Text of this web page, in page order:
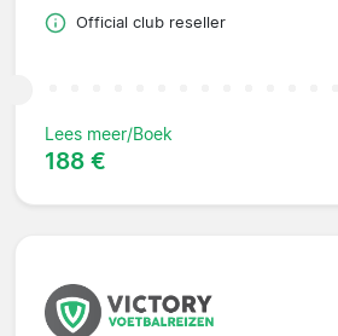
Official club reseller
Lees meer/Boek
188 €